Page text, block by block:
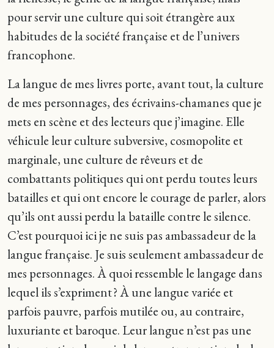
pour servir une culture qui soit étrangère aux
habitudes de la société française et de l’univers
francophone.
La langue de mes livres porte, avant tout, la culture
de mes personnages, des écrivains-chamanes que je
mets en scène et des lecteurs que j’imagine. Elle
véhicule leur culture subversive, cosmopolite et
marginale, une culture de rêveurs et de
combattants politiques qui ont perdu toutes leurs
batailles et qui ont encore le courage de parler, alors
qu’ils ont aussi perdu la bataille contre le silence.
C’est pourquoi ici je ne suis pas ambassadeur de la
langue française. Je suis seulement ambassadeur de
mes personnages. À quoi ressemble le langage dans
lequel ils s’expriment ? À une langue variée et
parfois pauvre, parfois mutilée ou, au contraire,
luxuriante et baroque. Leur langue n’est pas une